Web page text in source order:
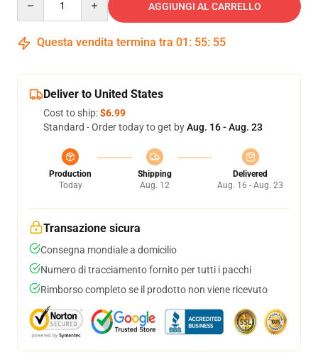
AGGIUNGI AL CARRELLO
Questa vendita termina tra 01 : 55: 54
Deliver to United States
Cost to ship:$6.99
Standard - Order today to get byAug. 16 - Aug. 23
Production
Today
Shipping
Aug. 12
Delivered
Aug. 16 - Aug. 23
Transazione sicura
Consegna mondiale a domicilio
Numero di tracciamento fornito per tutti i pacchi
Rimborso completo se il prodotto non viene ricevuto